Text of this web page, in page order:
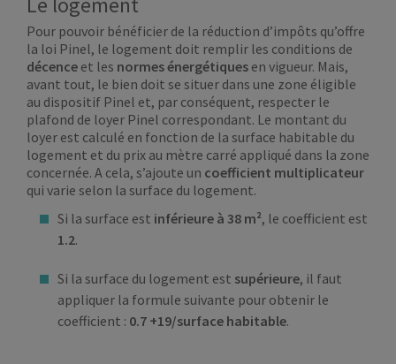
Pour pouvoir bénéficier de la réduction d’impôts qu’offre
la loi Pinel, le logement doit remplir les conditions de
décence et les normes énergétiques en vigueur. Mais,
avant tout, le bien doit se situer dans une zone éligible
au dispositif Pinel et, par conséquent, respecter le
plafond de loyer Pinel correspondant. Le montant du
loyer est calculé en fonction de la surface habitable du
logement et du prix au mètre carré appliqué dans la zone
concernée. A cela, s’ajoute un coefficient multiplicateur
qui varie selon la surface du logement.
Si la surface est inférieure à 38 m², le coefficient est
1.2.
Si la surface du logement est supérieure, il faut
appliquer la formule suivante pour obtenir le
coefficient : 0.7 +19/surface habitable.